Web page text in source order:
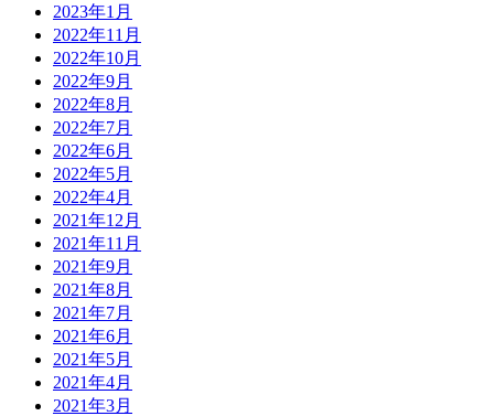
2023年1月
2022年11月
2022年10月
2022年9月
2022年8月
2022年7月
2022年6月
2022年5月
2022年4月
2021年12月
2021年11月
2021年9月
2021年8月
2021年7月
2021年6月
2021年5月
2021年4月
2021年3月